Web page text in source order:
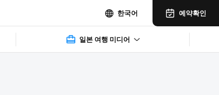
일본 여행 미디어
한국어 예약확인